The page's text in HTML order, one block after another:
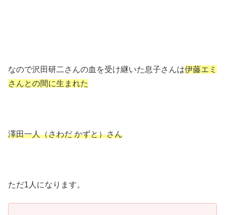
なので沢田研二さんの血を受け継いた息子さんは伊藤エミ
さんとの間に生まれた
澤田一人（さわだ かずと）さん
ただ1人になります。